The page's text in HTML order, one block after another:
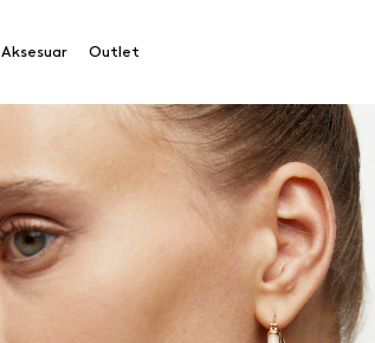
Aksesuar Outlet